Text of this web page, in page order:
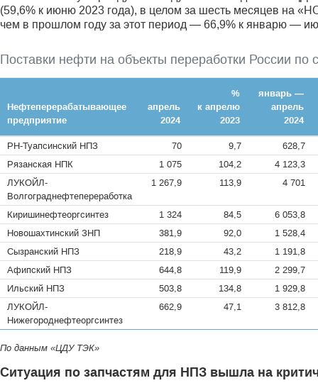
(59,6% к июню 2023 года), в целом за шесть месяцев на
чем в прошлом году за этот период — 66,9% к январю —
Поставки нефти на объекты переработки России
Нефтеперерабатывающее
предприятие
апрель
2024
%
к апрелю
2023
январь —
апрель
2024
РН-Туапсинский НПЗ 70 9,7
628,7
Рязанская НПК
1 075 104,2
4 123,3
ЛУКОЙЛ-
Волгограднефтепереработка
1 267,9 113,9 4 701
Киришинефтеоргсинтез 1 324 84,5
6 053,8
Новошахтинский ЗНП
381,9 92,0
1 528,4
Сызранский НПЗ
218,9 43,2
1 191,8
Афипский НПЗ
644,8 119,9
2 299,7
Ильский НПЗ
503,8 134,8
1 929,8
ЛУКОЙЛ-
Нижегороднефтеоргсинтез
662,9 47,1 3 812,8
По данным «ЦДУ ТЭК»
Ситуация по запчастям для НПЗ вышла на